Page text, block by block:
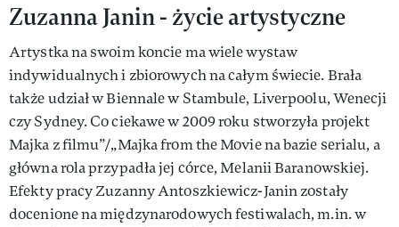
Zuzanna Janin - życie artystyczne
Artystka na swoim koncie ma wiele wystaw
indywidualnych i zbiorowych na całym świecie. Brała
także udział w Biennale w Stambule, Liverpoolu, Wenecji
czy Sydney. Co ciekawe w 2009 roku stworzyła projekt
Majka z filmu”/„Majka from the Movie na bazie serialu, a
główna rola przypadła jej córce, Melanii Baranowskiej.
Efekty pracy Zuzanny Antoszkiewicz-Janin zostały
docenione na międzynarodowych festiwalach, m.in. w